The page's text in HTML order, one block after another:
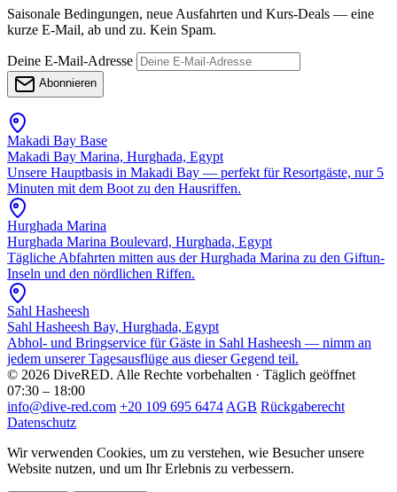
Saisonale Bedingungen, neue Ausfahrten und Kurs-Deals — eine
kurze E-Mail, ab und zu. Kein Spam.
Deine E-Mail-Adresse
Abonnieren
Makadi Bay Base
Makadi Bay Marina, Hurghada, Egypt
Unsere Hauptbasis in Makadi Bay — perfekt für Resortgäste, nur 5
Minuten mit dem Boot zu den Hausriffen.
Hurghada Marina
Hurghada Marina Boulevard, Hurghada, Egypt
Tägliche Abfahrten mitten aus der Hurghada Marina zu den Giftun-
Inseln und den nördlichen Riffen.
Sahl Hasheesh
Sahl Hasheesh Bay, Hurghada, Egypt
Abhol- und Bringservice für Gäste in Sahl Hasheesh — nimm an
jedem unserer Tagesausflüge aus dieser Gegend teil.
© 2026 DiveRED. Alle Rechte vorbehalten · Täglich geöffnet
07:30 – 18:00
info@dive-red.com +20 109 695 6474 AGB Rückgaberecht
Datenschutz
Wir verwenden Cookies, um zu verstehen, wie Besucher unsere
Website nutzen, und um Ihr Erlebnis zu verbessern.